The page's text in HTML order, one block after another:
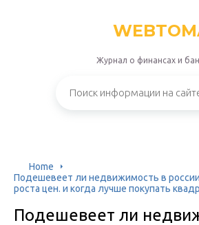
Журнал о финансах и
Home
Подешевеет ли недвижимость в
роста цен. и когда лучше покупать
Подешевеет ли